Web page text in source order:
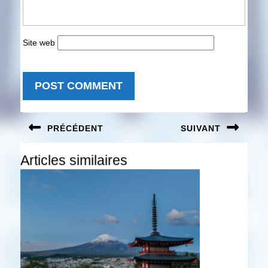
Site web
Navigation
de
l’article
PRÉCÉDENT
post:
SUIVANT
Articles similaires